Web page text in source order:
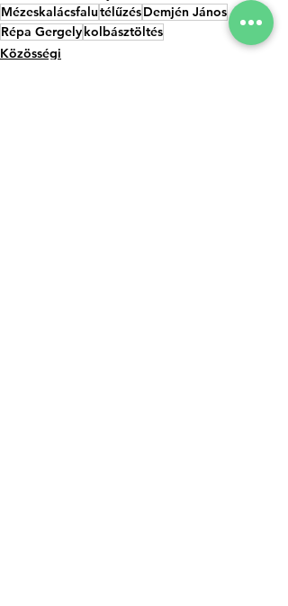
MézeskalácsfalutélűzésDemjén János
Répa Gergelykolbásztöltés
Közösségi